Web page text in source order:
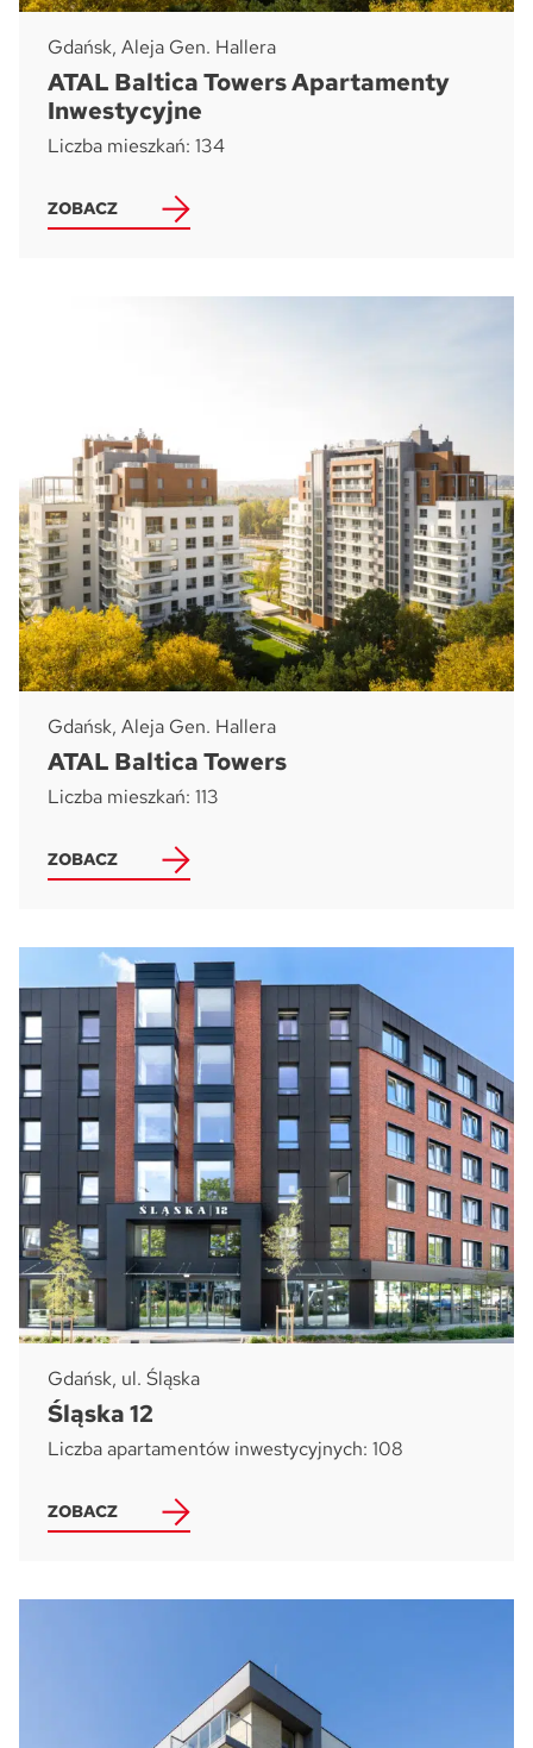
Gdańsk, Aleja Gen. Hallera
ATAL Baltica Towers Apartamenty
Inwestycyjne
Liczba mieszkań: 134
ZOBACZ
Gdańsk, Aleja Gen. Hallera
ATAL Baltica Towers
Liczba mieszkań: 113
ZOBACZ
Gdańsk, ul. Śląska
Śląska 12
Liczba apartamentów inwestycyjnych: 108
ZOBACZ